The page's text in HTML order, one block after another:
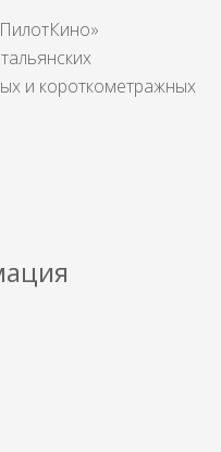
и короткометражных